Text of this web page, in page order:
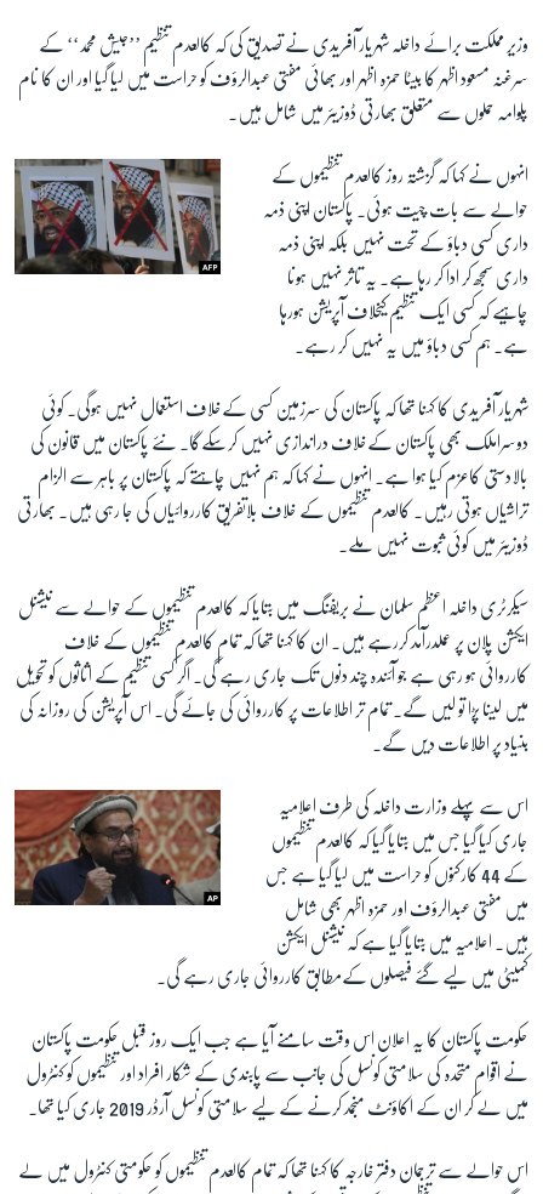
زبان
وزیر مملکت برائے داخلہ شہریار آفریدی نے تصدیق کی کہ کالعدم تنظیم ’’جیش محمد‘‘ کے
سرغنہ مسعود اظہر کا بیٹا حمزہ اظہر اور بھائی مفتی عبدالرؤف کو حراست میں لیا گیا اور ان کا نام
پلوامہ حملوں سے متعلق بھارتی ڈوزیئر میں شامل ہیں۔
انہوں نے کہا کہ گزشتہ روز کالعدم تنظیموں کے
حوالے سے بات چیت ہوئی۔ پاکستان اپنی ذمہ
داری کسی دباؤ کے تحت نہیں بلکہ اپنی ذمہ
داری سمجھ کر ادا کر رہا ہے۔ یہ تاثر نہیں ہونا
چاہیے کہ کسی ایک تنظیم کیخلاف آپریشن ہورہا
ہے۔ ہم کسی دباؤ میں یہ نہیں کر رہے۔
شہریار آفریدی کا کہنا تھا کہ پاکستان کی سرزمین کسی کےخلاف استعمال نہیں ہوگی۔ کوئی
دوسراملک بھی پاکستان کےخلاف دراندازی نہیں کرسکےگا۔ نئے پاکستان میں قانون کی
بالادستی کاعزم کیا ہوا ہے۔ انہوں نے کہا کہ ہم نہیں چاہتے کہ پاکستان پر باہر سے الزام
تراشیاں ہوتی رہیں۔ کالعدم تنظیموں کے خلاف بلاتفریق کارروائیاں کی جا رہی ہیں۔ بھارتی
ڈوزیئر میں کوئی ثبوت نہیں ملے۔
سیکرٹری داخلہ اعظم سلمان نے بریفنگ میں بتایا کہ کالعدم تنظیموں کے حوالے سے نیشنل
ایکشن پلان پر عملدرآمد کررہے ہیں۔ ان کا کہنا تھا کہ تمام کالعدم تنظیموں کے خلاف
کارروائی ہو رہی ہے جو آئندہ چند دنوں تک جاری رہے گی۔ اگر کسی تنظیم کے اثاثوں کو تحویل
میں لینا پڑا تو لیں گے۔ تمام تر اطلاعات پر کارروائی کی جائے گی۔ اس آپریشن کی روزانہ کی
بنیاد پر اطلاعات دیں گے۔
اس سے پہلے وزارت داخلہ کی طرف اعلامیہ
جاری کیا گیا جس میں بتایا گیا کہ کالعدم تنظیموں
کے 44 کارکنوں کو حراست میں لیا گیا ہے جس
میں مفتی عبدالرؤف اور حمزہ اظہر بھی شامل
ہیں۔ اعلامیہ میں بتایا گیا ہے کہ نیشنل ایکشن
کمیٹی میں لیے گئے فیصلوں کےمطابق کارروائی جاری رہے گی۔
حکومت پاکستان کا یہ اعلان اس وقت سامنے آیا ہے جب ایک روز قبل حکومت پاکستان
نے اقوام متحدہ کی سلامتی کونسل کی جانب سے پابندی کے شکار افراد اور تنظیموں کو کنٹرول
میں لے کر ان کے اکاؤنٹ منجمد کرنے کے لیے سلامتی کونسل آرڈر 2019 جاری کیا تھا۔
اس حوالے سے ترجمان دفتر خارجہ کا کہنا تھا کہ تمام کالعدم تنظیموں کو حکومتی کنٹرول میں لے